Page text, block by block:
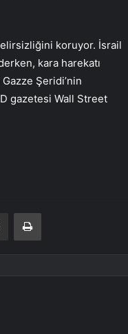
koruyor. İsrail
kara harekatı
Şeridi’nin
gazetesi Wall Street
E-Posta ile paylaş Yazdır